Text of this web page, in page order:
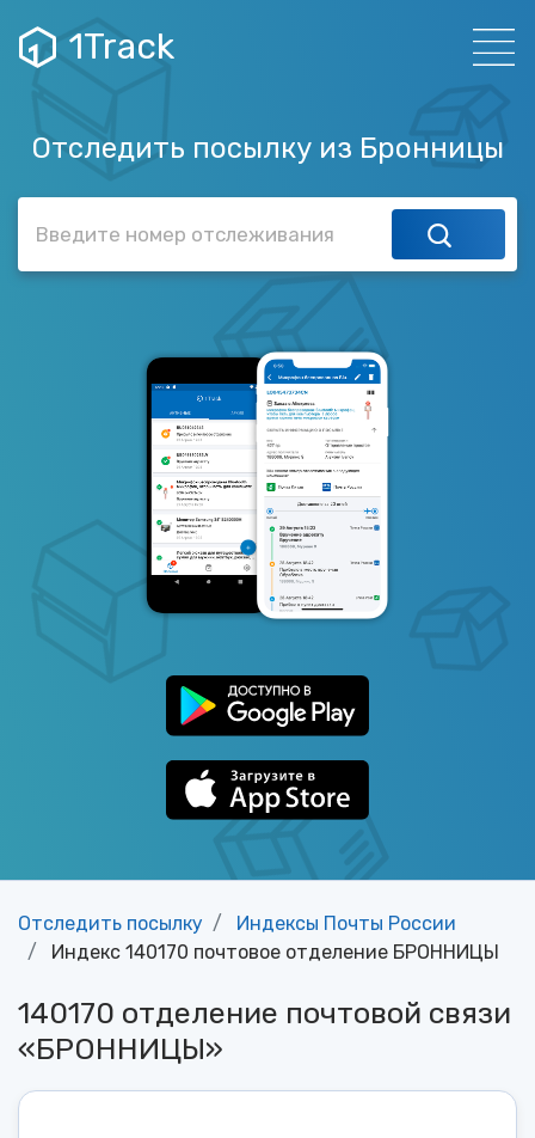
1Track
Отследить посылку из Бронницы
Отследить посылку
Индексы Почты России
Индекс 140170 почтовое отделение БРОННИЦЫ
140170 отделение почтовой связи
«БРОННИЦЫ»